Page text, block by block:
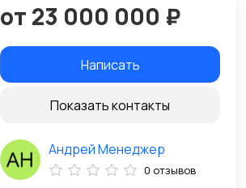
от 23 000 000 ₽
Написать
Показать контакты
Андрей Менеджер
0 отзывов